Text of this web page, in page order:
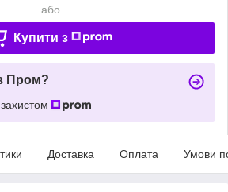
або
Купити з
Пром?
Доставка Оплата Умови